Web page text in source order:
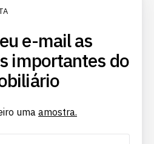
e-mail as
importantes do
uma amostra.